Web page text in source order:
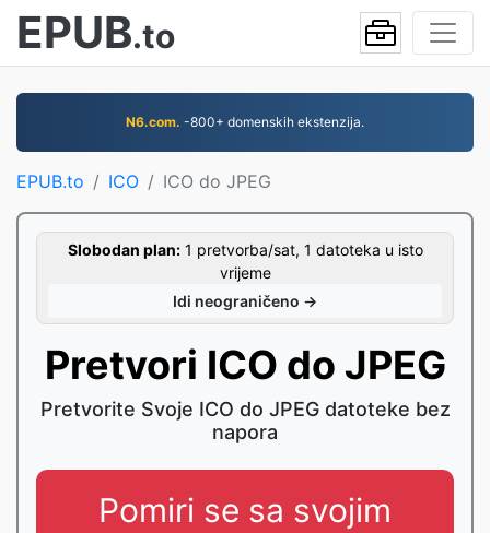
EPUB.to
N6.com. -800+ domenskih ekstenzija.
EPUB.to ICO ICO do JPEG
Slobodan plan:1 pretvorba/sat, 1 datoteka u isto
vrijeme
Idi neograničeno →
Pretvori ICO do JPEG
Pretvorite Svoje ICO do JPEG datoteke bez
napora
Pomiri se sa svojim